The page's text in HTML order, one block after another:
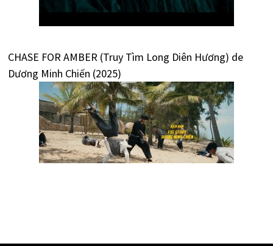
CHASE FOR AMBER (Truy Tìm Long Diên Hương) de
Dương Minh Chiến (2025)